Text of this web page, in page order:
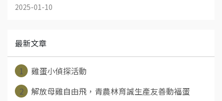
2025-01-10
最新文章
1
雞蛋小偵探活動
2
解放母雞自由飛，青農林育誠生產友善動福蛋